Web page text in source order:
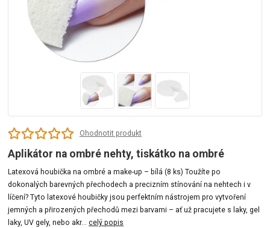
Ohodnotit produkt
Aplikátor na ombré nehty, tiskátko na ombré
Latexová houbička na ombré a make-up – bílá (8 ks) Toužíte po
dokonalých barevných přechodech a precizním stínování na nehtech i v
líčení? Tyto latexové houbičky jsou perfektním nástrojem pro vytvoření
jemných a přirozených přechodů mezi barvami – ať už pracujete s laky, gel
laky, UV gely, nebo akr...celý popis